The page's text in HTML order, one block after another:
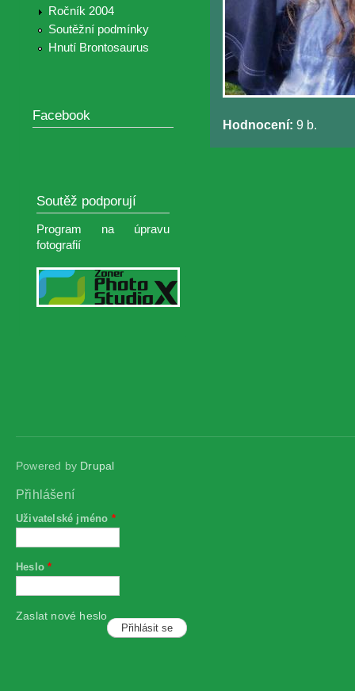
Ročník 2004
Soutěžní podmínky
Hnutí Brontosaurus
Facebook
Soutěž podporují
Program na úpravu
fotografií
Hodnocení: 9 b.
Powered by Drupal
Přihlášení
Uživatelské jméno *
Heslo*
Zaslat nové heslo